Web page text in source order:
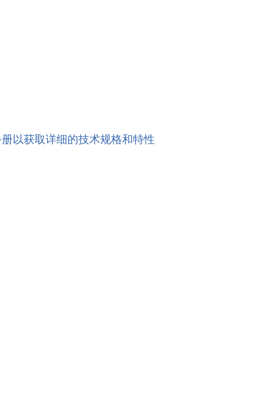
以获取详细的技术规格和特性